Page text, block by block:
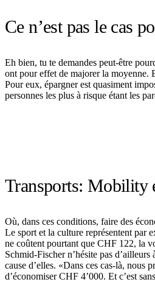
Ce n’est pas le cas
Eh bien, tu te demandes peut-être
ont pour effet de majorer la moyenne.
Pour eux, épargner est quasiment
personnes les plus à risque étant les
Transports: Mobility
Où, dans ces conditions, faire des
Le sport et la culture représentent par
ne coûtent pourtant que CHF 122, la
Schmid-Fischer n’hésite pas
cause d’elles. «Dans ces cas-là,
d’économiser CHF 4’000. Et c’est